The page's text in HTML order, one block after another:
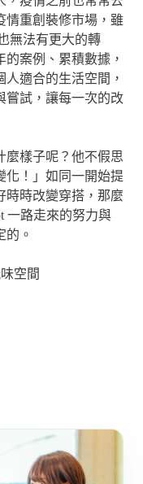
情重創裝修市場，雖
無法有更大的轉
案例、累積數據，
適合的生活空間，
嘗試，讓每一次的改
麼樣子呢？他不假思
化！」如同一開始提
時時改變穿搭，那麼
一路走來的努力與
的。
空間